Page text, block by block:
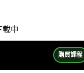
載中
購買課程